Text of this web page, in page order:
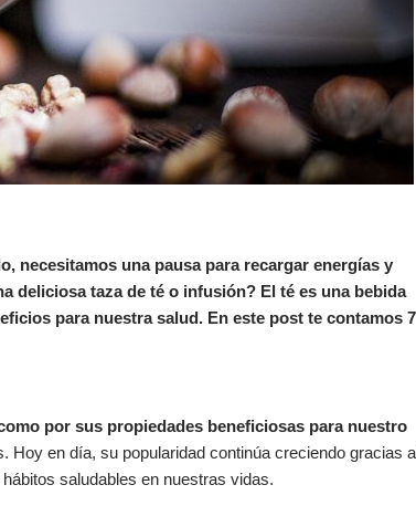
necesitamos una pausa para recargar energías y
deliciosa taza de té o infusión? El té es una bebida
para nuestra salud. En este post te contamos 7
por sus propiedades beneficiosas para nuestro
en día, su popularidad continúa creciendo gracias
saludables en nuestras vidas.